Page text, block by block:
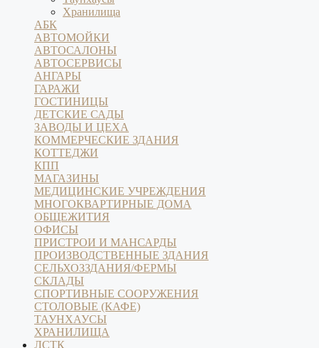
Хранилища
АБК
АВТОМОЙКИ
АВТОСАЛОНЫ
АВТОСЕРВИСЫ
АНГАРЫ
ГАРАЖИ
ГОСТИНИЦЫ
ДЕТСКИЕ САДЫ
ЗАВОДЫ И ЦЕХА
КОММЕРЧЕСКИЕ ЗДАНИЯ
КОТТЕДЖИ
КПП
МАГАЗИНЫ
МЕДИЦИНСКИЕ УЧРЕЖДЕНИЯ
МНОГОКВАРТИРНЫЕ ДОМА
ОБЩЕЖИТИЯ
ОФИСЫ
ПРИСТРОИ И МАНСАРДЫ
ПРОИЗВОДСТВЕННЫЕ ЗДАНИЯ
СЕЛЬХОЗЗДАНИЯ/ФЕРМЫ
СКЛАДЫ
СПОРТИВНЫЕ СООРУЖЕНИЯ
СТОЛОВЫЕ (КАФЕ)
ТАУНХАУСЫ
ХРАНИЛИЩА
ЛСТК